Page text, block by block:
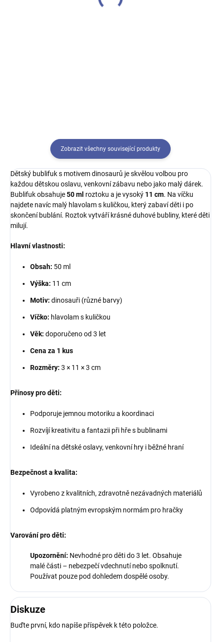
Zobrazit všechny související produkty
Dětský bublifuk s motivem dinosaurů je skvělou volbou pro
každou dětskou oslavu, venkovní zábavu nebo jako malý dárek.
Bublifuk obsahuje50 ml roztoku a je vysoký 11 cm. Na víčku
najdete navíc malý hlavolam s kuličkou, který zabaví děti i po
skončení bublání. Roztok vytváří krásné duhové bubliny, které děti
milují.
Hlavní vlastnosti:
Obsah: 50 ml
Výška: 11 cm
Motiv: dinosauři (různé barvy)
Víčko: hlavolam s kuličkou
Věk: doporučeno od 3 let
Cena za 1 kus
Rozměry: 3 × 11 × 3 cm
Přínosy pro děti:
Podporuje jemnou motoriku a koordinaci
Rozvíjí kreativitu a fantazii při hře s bublinami
Ideální na dětské oslavy, venkovní hry i běžné hraní
Bezpečnost a kvalita:
Vyrobeno z kvalitních, zdravotně nezávadných materiálů
Odpovídá platným evropským normám pro hračky
Varování pro děti:
Upozornění: Nevhodné pro děti do 3 let. Obsahuje
malé části – nebezpečí vdechnutí nebo spolknutí.
Používat pouze pod dohledem dospělé osoby.
Diskuze
Buďte první, kdo napíše příspěvek k této položce.